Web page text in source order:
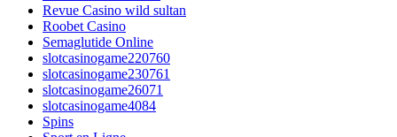
Revue Casino wild sultan
Roobet Casino
Semaglutide Online
slotcasinogame220760
slotcasinogame230761
slotcasinogame26071
slotcasinogame4084
Spins